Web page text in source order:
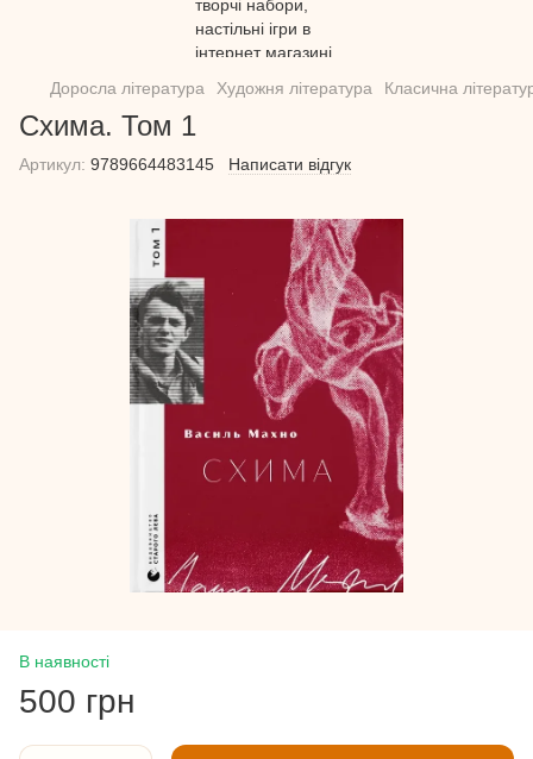
Доросла література Художня література Класична
Схима. Том 1
Артикул: 9789664483145 Написати відгук
В наявності
500 грн